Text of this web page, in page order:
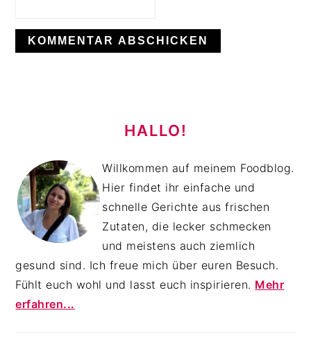
HALLO!
Willkommen auf meinem Foodblog.
Hier findet ihr einfache und
schnelle Gerichte aus frischen
Zutaten, die lecker schmecken
und meistens auch ziemlich
gesund sind. Ich freue mich über euren Besuch.
Fühlt euch wohl und lasst euch inspirieren. Mehr
erfahren...